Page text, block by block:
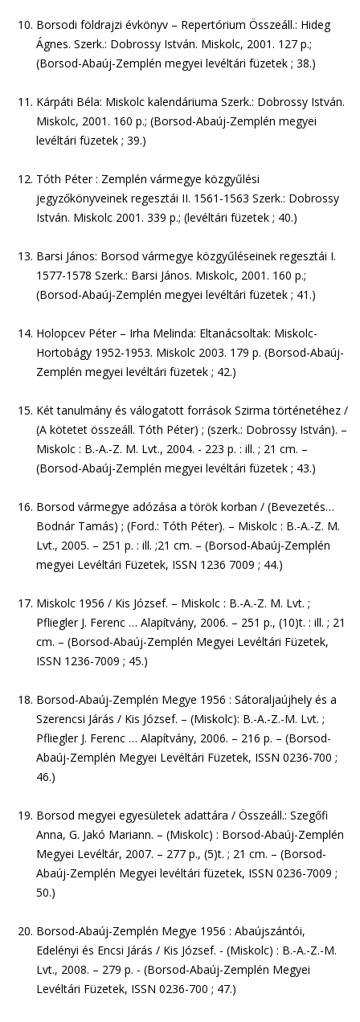
Borsodi földrajzi évkönyv – Repertórium Összeáll.: Hideg
Ágnes. Szerk.: Dobrossy István. Miskolc, 2001. 127 p.;
(Borsod-Abaúj-Zemplén megyei levéltári füzetek ; 38.)
Kárpáti Béla: Miskolc kalendáriuma Szerk.: Dobrossy István.
Miskolc, 2001. 160 p.; (Borsod-Abaúj-Zemplén megyei
levéltári füzetek ; 39.)
Tóth Péter : Zemplén vármegye közgyűlési
jegyzőkönyveinek regesztái II. 1561-1563 Szerk.: Dobrossy
István. Miskolc 2001. 339 p.; (levéltári füzetek ; 40.)
Barsi János: Borsod vármegye közgyűléseinek regesztái I.
1577-1578 Szerk.: Barsi János. Miskolc, 2001. 160 p.;
(Borsod-Abaúj-Zemplén megyei levéltári füzetek ; 41.)
Holopcev Péter – Irha Melinda: Eltanácsoltak: Miskolc-
Hortobágy 1952-1953. Miskolc 2003. 179 p. (Borsod-Abaúj-
Zemplén megyei levéltári füzetek ; 42.)
Két tanulmány és válogatott források Szirma történetéhez /
(A kötetet összeáll. Tóth Péter) ; (szerk.: Dobrossy István). –
Miskolc : B.-A.-Z. M. Lvt., 2004. - 223 p. : ill. ; 21 cm. –
(Borsod-Abaúj-Zemplén megyei levéltári füzetek ; 43.)
Borsod vármegye adózása a török korban / (Bevezetés…
Bodnár Tamás) ; (Ford.: Tóth Péter). – Miskolc : B.-A.-Z. M.
Lvt., 2005. – 251 p. : ill. ;21 cm. – (Borsod-Abaúj-Zemplén
megyei Levéltári Füzetek, ISSN 1236 7009 ; 44.)
Miskolc 1956 / Kis József. – Miskolc : B.-A.-Z. M. Lvt. ;
Pfliegler J. Ferenc … Alapítvány, 2006. – 251 p., (10)t. : ill. ; 21
cm. – (Borsod-Abaúj-Zemplén Megyei Levéltári Füzetek,
ISSN 1236-7009 ; 45.)
Borsod-Abaúj-Zemplén Megye 1956 : Sátoraljaújhely és a
Szerencsi Járás / Kis József. – (Miskolc): B.-A.-Z.-M. Lvt. ;
Pfliegler J. Ferenc … Alapítvány, 2006. – 216 p. – (Borsod-
Abaúj-Zemplén Megyei Levéltári Füzetek, ISSN 0236-700 ;
46.)
Borsod megyei egyesületek adattára / Összeáll.: Szegőfi
Anna, G. Jakó Mariann. – (Miskolc) : Borsod-Abaúj-Zemplén
Megyei Levéltár, 2007. – 277 p., (5)t. ; 21 cm. – (Borsod-
Abaúj-Zemplén Megyei levéltári füzetek, ISSN 0236-7009 ;
50.)
Borsod-Abaúj-Zemplén Megye 1956 : Abaújszántói,
Edelényi és Encsi Járás / Kis József. - (Miskolc) : B.-A.-Z.-M.
Lvt., 2008. – 279 p. - (Borsod-Abaúj-Zemplén Megyei
Levéltári Füzetek, ISSN 0236-700 ; 47.)